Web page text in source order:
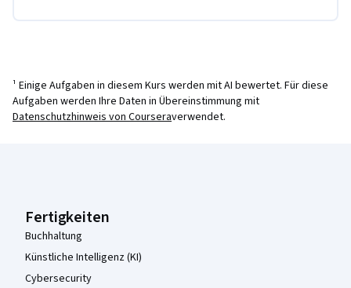
¹ Einige Aufgaben in diesem Kurs werden mit AI bewertet. Für diese
Aufgaben werden Ihre Daten in Übereinstimmung mit
Datenschutzhinweis von Courseraverwendet.
Fertigkeiten
Buchhaltung
Künstliche Intelligenz (KI)
Cybersecurity